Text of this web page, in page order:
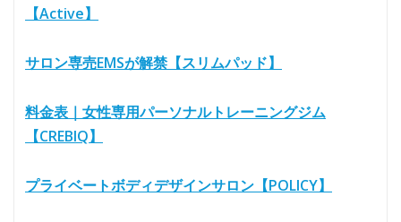
【Active】
サロン専売EMSが解禁【スリムパッド】
料金表｜女性専用パーソナルトレーニングジム
【CREBIQ】
プライベートボディデザインサロン【POLICY】